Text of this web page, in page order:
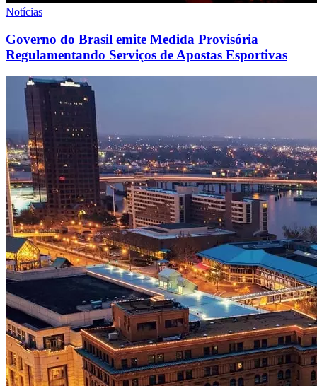
Notícias
Governo do Brasil emite Medida Provisória
Regulamentando Serviços de Apostas Esportivas